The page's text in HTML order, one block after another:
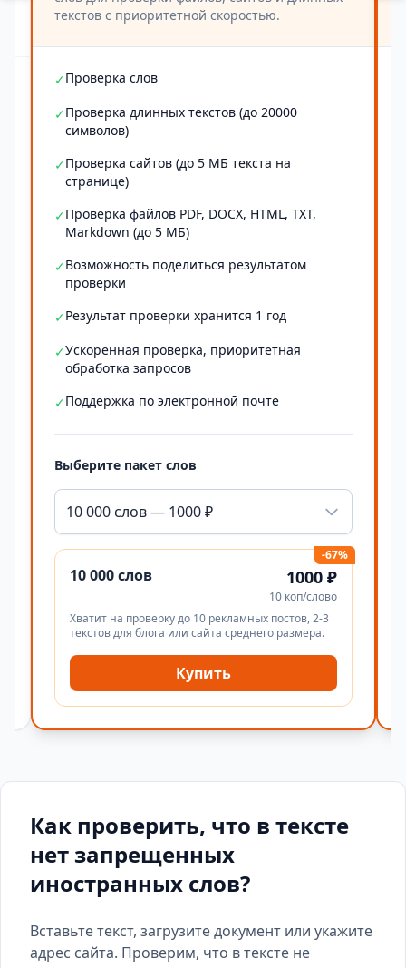
текстов с приоритетной скоростью.
✓Проверка слов
✓Проверка длинных текстов (до 20000
символов)
✓Проверка сайтов (до 5 МБ текста на
странице)
✓Проверка файлов PDF, DOCX, HTML, TXT,
Markdown (до 5 МБ)
✓Возможность поделиться результатом
проверки
✓Результат проверки хранится 1 год
✓Ускоренная проверка, приоритетная
обработка запросов
✓Поддержка по электронной почте
Выберите пакет слов
10 000 слов — 1000 ₽
-67%
10 000 слов 1000 ₽
10 коп/слово
Хватит на проверку до 10 рекламных постов, 2-3
текстов для блога или сайта среднего размера.
Купить
Как проверить, что в тексте
нет запрещенных
иностранных слов?
Вставьте текст, загрузите документ или укажите
адрес сайта. Проверим, что в тексте не